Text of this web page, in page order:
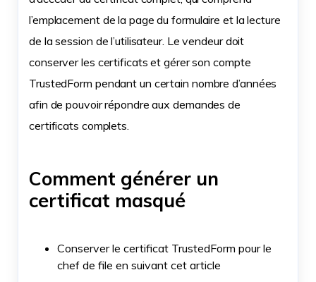
l’emplacement de la page du formulaire et la lecture
de la session de l’utilisateur. Le vendeur doit
conserver les certificats et gérer son compte
TrustedForm pendant un certain nombre d’années
afin de pouvoir répondre aux demandes de
certificats complets.
Comment générer un
certificat masqué
Conserver le certificat TrustedForm pour le
chef de file en suivant cet article